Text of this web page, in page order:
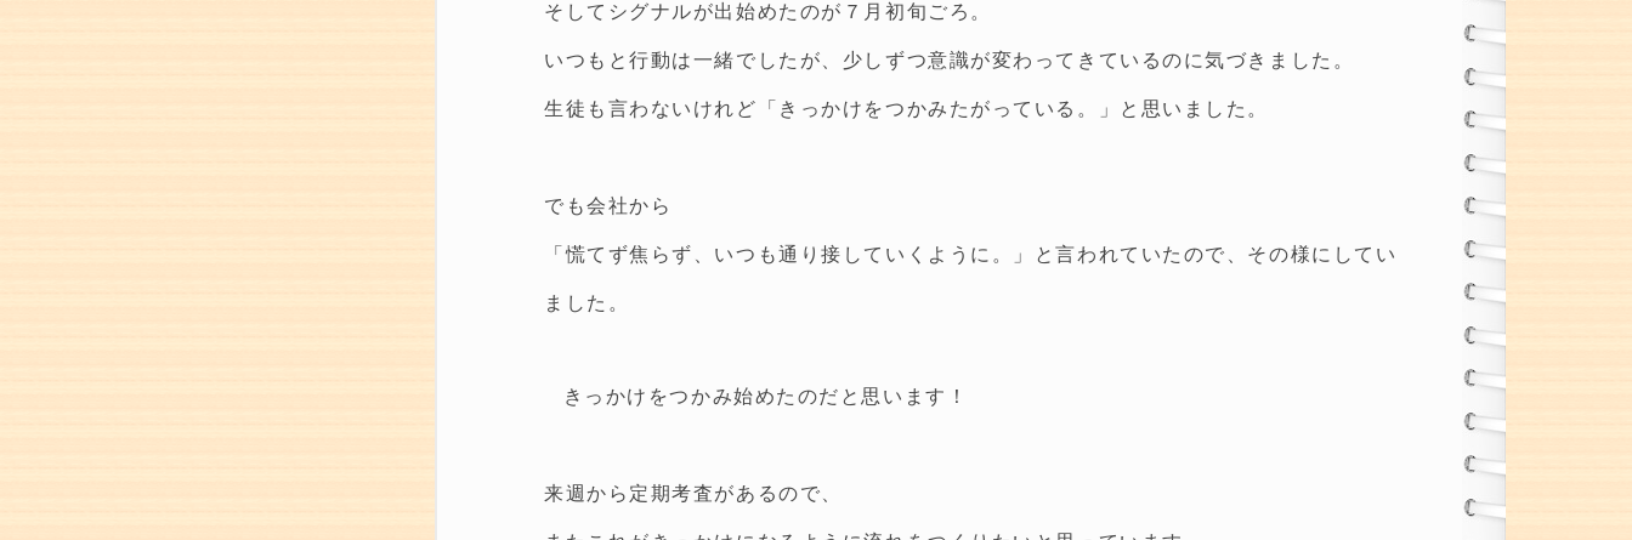
そしてシグナルが出始めたのが７月初旬ごろ。
いつもと行動は一緒でしたが、少しずつ意識が変わってきているのに気づきました。
生徒も言わないけれど「きっかけをつかみたがっている。」と思いました。
でも会社から
「慌てず焦らず、いつも通り接していくように。」と言われていたので、その様にしてい
ました。
きっかけをつかみ始めたのだと思います！
来週から定期考査があるので、